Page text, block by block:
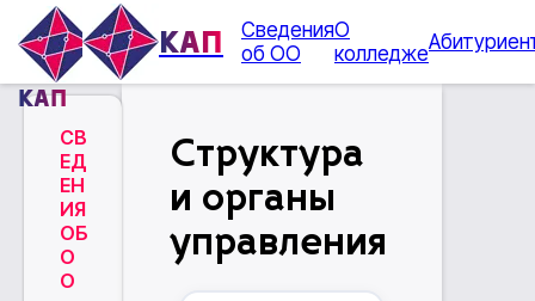
КАП
КАП
Сведения
об ОО
О
колледже
СВ
ЕД
ЕН
ИЯ
ОБ
О
О
Структура
и органы
управления